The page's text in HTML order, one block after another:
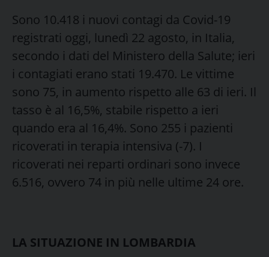
Sono 10.418 i nuovi contagi da Covid-19
registrati oggi, lunedì 22 agosto, in Italia,
secondo i dati del Ministero della Salute; ieri
i contagiati erano stati 19.470. Le vittime
sono 75, in aumento rispetto alle 63 di ieri. Il
tasso è al 16,5%, stabile rispetto a ieri
quando era al 16,4%. Sono 255 i pazienti
ricoverati in terapia intensiva (-7). I
ricoverati nei reparti ordinari sono invece
6.516, ovvero 74 in più nelle ultime 24 ore.
LA SITUAZIONE IN LOMBARDIA